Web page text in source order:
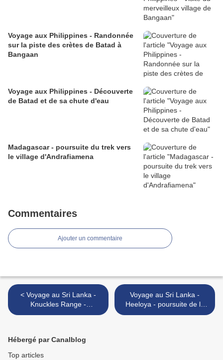
Voyage aux Philippines - Randonnée
sur la piste des crètes de Batad à
Bangaan
Voyage aux Philippines - Découverte
de Batad et de sa chute d'eau
Madagascar - poursuite du trek vers
le village d'Andrafiamena
Commentaires
Ajouter un commentaire
< Voyage au Sri Lanka -
Knuckles Range -
Ascension du Rocher de
Voyage au Sri Lanka -
Heeloya - poursuite de la
randonnée et campement
Hébergé par Canalblog
Top articles